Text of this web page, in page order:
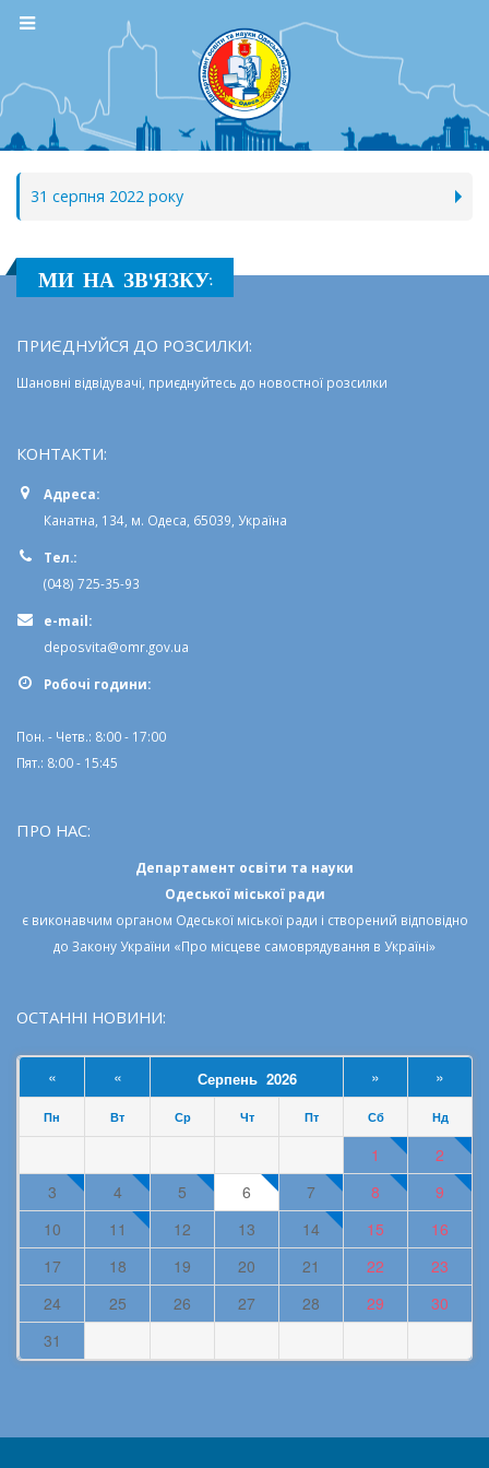
31 серпня 2022 року
МИ НА ЗВ'ЯЗКУ:
ПРИЄДНУЙСЯ ДО РОЗСИЛКИ:
Шановні відвідувачі, приєднуйтесь до новостної розсилки
КОНТАКТИ:
Адреса:
Канатна, 134, м. Одеса, 65039, Україна
Тел.:
(048) 725-35-93
e-mail:
deposvita@omr.gov.ua
Робочi години:
Пон. - Четв.: 8:00 - 17:00
Пят.: 8:00 - 15:45
ПРО НАС:
Департамент освіти та науки
Одеської міської ради
є виконавчим органом Одеської міської ради і створений відповідно
до Закону України «Про місцеве самоврядування в Україні»
ОСТАННІ НОВИНИ:
« « Серпень 2026 » »
Пн Вт Ср Чт Пт Сб Нд
1
2
3
4 5 6 7 8
9
10
11 12 13 14 15
16
17
18 19 20 21 22
23
24
25 26 27 28 29
30
31